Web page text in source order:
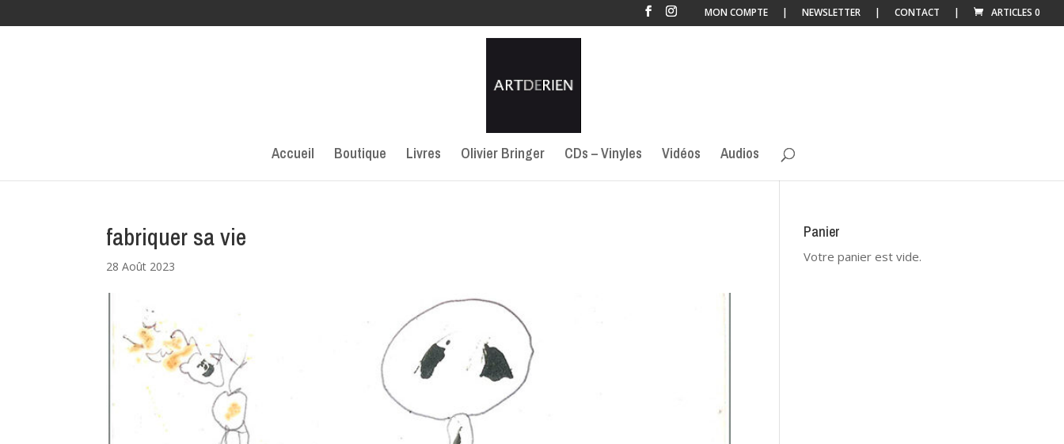
MON COMPTE NEWSLETTER CONTACT ARTICLES 0
Accueil Boutique Livres Olivier Bringer CDs – Vinyles Vidéos Audios
fabriquer sa vie
28 Août 2023
Panier
Votre panier est vide.